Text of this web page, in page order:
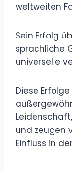
weltweiten
Sein Erfolg
sprachliche
universelle
Diese
und zeugen
Einfluss in